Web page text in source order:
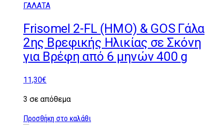
ΓΑΛΑΤΑ
Frisomel 2-FL (HMO) & GOS Γάλα
2ης Βρεφικής Ηλικίας σε Σκόνη
για Βρέφη από 6 μηνών 400 g
11,30€
3 σε απόθεμα
Προσθήκη στο καλάθι